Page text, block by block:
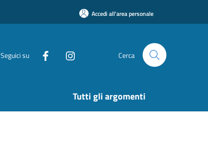
Accedi all'area personale
Seguici su Cerca
Tutti gli argomenti